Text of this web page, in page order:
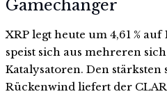
Gamechanger
XRP legt heute um 4,61 % auf
speist sich aus mehreren
Katalysatoren. Den
Rückenwind liefert der